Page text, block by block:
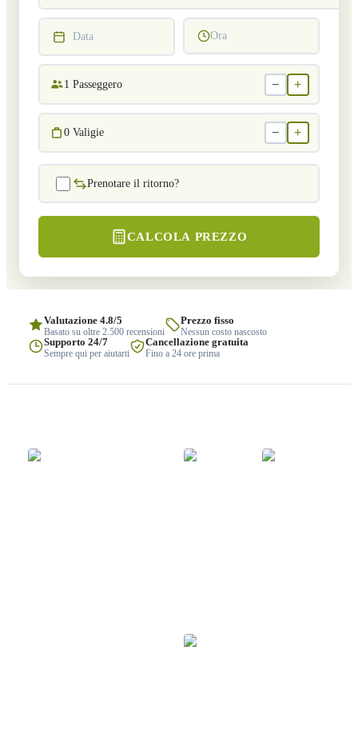
Data Ora
1 Passeggero − +
0 Valigie − +
Prenotare il ritorno?
CALCOLA PREZZO
Valutazione 4.8/5
Basato su oltre 2.500 recensioni
Prezzo fisso
Nessun costo nascosto
Supporto 24/7
Sempre qui per aiutarti
Cancellazione gratuita
Fino a 24 ore prima